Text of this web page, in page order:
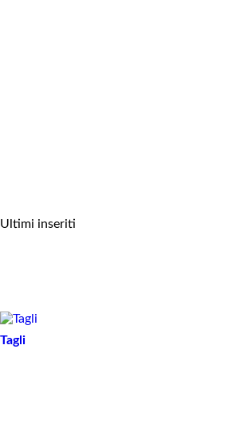
Ultimi inseriti
Tagli